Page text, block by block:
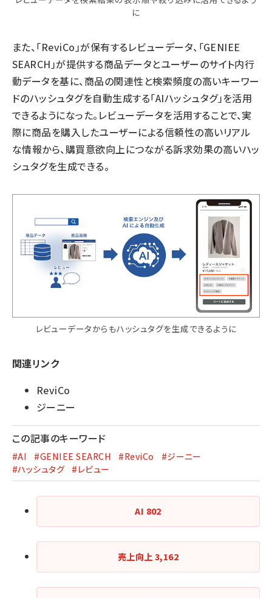
に
また、「ReviCo」が保有するレビューデータ、「GENIEE
SEARCH」が提供する商品データとユーザーのサイト内行
動データを基に、商品の関連性と検索頻度の高いキーワー
ドのハッシュタグを自動生成する「AIハッシュタグ」を活用
できるようになった。レビューデータを活用することで、実
際に商品を購入したユーザーによる信頼性の高いリアル
な情報から、購買意欲向上につながる訴求効果の高いハッ
シュタグを生成できる。
レビューデータからもハッシュタグを生成できるように
関連リンク
ReviCo
ジーニー
この記事のキーワード
#AI #GENIEE SEARCH #ReviCo
#ジーニー
#ハッシュタグ
#レビュー
AI 802
売上向上 3,162